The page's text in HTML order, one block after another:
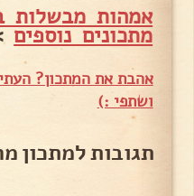
אמהות מבשלות
מתכונים נוספים
אהבת את המתכון?
ושתפי :)
תגובות למתכון